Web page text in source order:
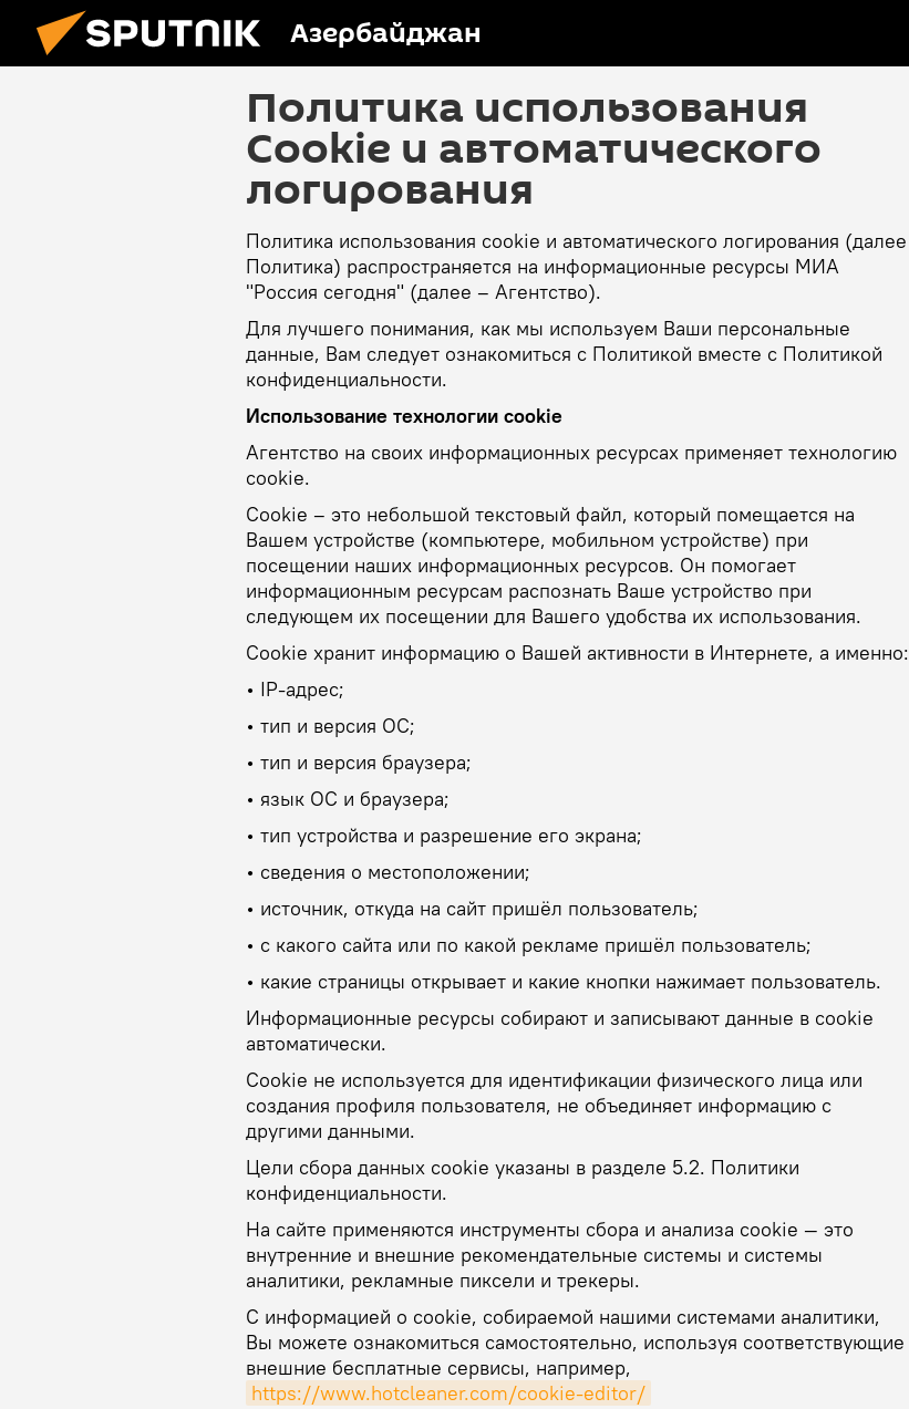
Азербайджан
Политика использования
Cookie и автоматического
логирования
Политика использования cookie и автоматического логирования (далее
Политика) распространяется на информационные ресурсы МИА
"Россия сегодня" (далее – Агентство).
Для лучшего понимания, как мы используем Ваши персональные
данные, Вам следует ознакомиться с Политикой вместе с Политикой
конфиденциальности.
Использование технологии cookie
Агентство на своих информационных ресурсах применяет технологию
cookie.
Cookie – это небольшой текстовый файл, который помещается на
Вашем устройстве (компьютере, мобильном устройстве) при
посещении наших информационных ресурсов. Он помогает
информационным ресурсам распознать Ваше устройство при
следующем их посещении для Вашего удобства их использования.
Cookie хранит информацию о Вашей активности в Интернете, а именно:
• IP-адрес;
• тип и версия ОС;
• тип и версия браузера;
• язык ОС и браузера;
• тип устройства и разрешение его экрана;
• сведения о местоположении;
• источник, откуда на сайт пришёл пользователь;
• с какого сайта или по какой рекламе пришёл пользователь;
• какие страницы открывает и какие кнопки нажимает пользователь.
Информационные ресурсы собирают и записывают данные в cookie
автоматически.
Cookie не используется для идентификации физического лица или
создания профиля пользователя, не объединяет информацию с
другими данными.
Цели сбора данных cookie указаны в разделе 5.2. Политики
конфиденциальности.
На сайте применяются инструменты сбора и анализа cookie — это
внутренние и внешние рекомендательные системы и системы
аналитики, рекламные пиксели и трекеры.
С информацией о cookie, собираемой нашими системами аналитики,
Вы можете ознакомиться самостоятельно, используя соответствующие
внешние бесплатные сервисы, например,
https://www.hotcleaner.com/cookie-editor/